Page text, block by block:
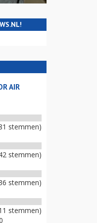
AIR
stemmen)
stemmen)
stemmen)
stemmen)